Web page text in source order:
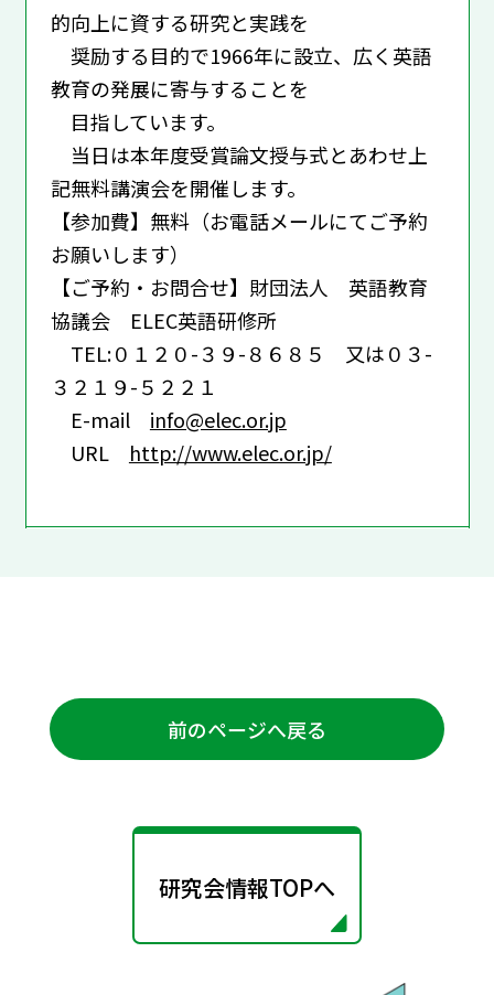
的向上に資する研究と実践を
奨励する目的で1966年に設立、広く英語
教育の発展に寄与することを
目指しています。
当日は本年度受賞論文授与式とあわせ上
記無料講演会を開催します。
【参加費】無料（お電話メールにてご予約
お願いします）
【ご予約・お問合せ】財団法人 英語教育
協議会 ELEC英語研修所
TEL:０１２０-３９-８６８５ 又は０３-
３２１９-５２２１
E-mail info@elec.or.jp
URL http://www.elec.or.jp/
前のページへ戻る
研究会情報TOPへ